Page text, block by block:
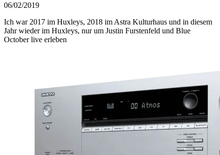
06/02/2019
Ich war 2017 im Huxleys, 2018 im Astra Kulturhaus und in diesem
Jahr wieder im Huxleys, nur um Justin Furstenfeld und Blue
October live erleben